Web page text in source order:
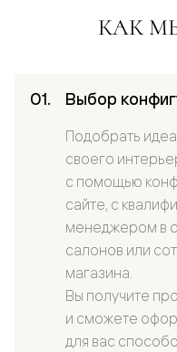
КАК
Выбор
Подобрать
своего
с помощью
сайте, с
менеджером в
салонов или
магазина.
Вы получите
и сможете
для вас